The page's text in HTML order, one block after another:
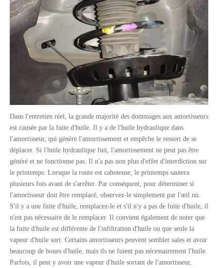
Dans l'entretien réel, la grande majorité des dommages aux amortisseurs
est causée par la fuite d'huile. Il y a de l'huile hydraulique dans
l'amortisseur, qui génère l'amortissement et empêche le ressort de se
déplacer. Si l'huile hydraulique fuit, l'amortissement ne peut pas être
généré et ne fonctionne pas. Il n'a pas non plus d'effet d'interdiction sur
le printemps. Lorsque la route est cahoteuse, le printemps sautera
plusieurs fois avant de s'arrêter. Par conséquent, pour déterminer si
l'amortisseur doit être remplacé, observez-le simplement par l'œil nu.
S'il y a une fuite d'huile, remplacez-le et s'il n'y a pas de fuite d'huile, il
n'est pas nécessaire de le remplacer. Il convient également de noter que
la fuite d'huile est différente de l'infiltration d'huile ou que seule la
vapeur d'huile sort. Certains amortisseurs peuvent sembler sales et avoir
beaucoup de boues d'huile, mais ils ne fuient pas nécessairement l'huile.
Parfois, il peut y avoir une vapeur d'huile sortant de l'amortisseur,